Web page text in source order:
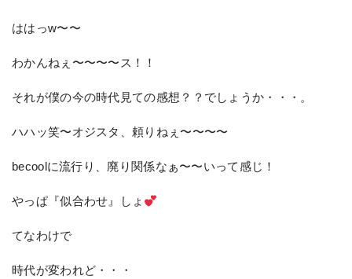
ははっw〜〜
わかんねぇ〜〜〜〜ス！！
それが僕の今の時代見ての感想？？でしょうか・・・。
ハハッ笑〜オジスタ、頼りねぇ〜〜〜〜
becoolに流行り、廃り関係なぁ〜〜いって感じ！
やっぱ『似合わせ』しょ
てなわけで
時代が変われど・・・